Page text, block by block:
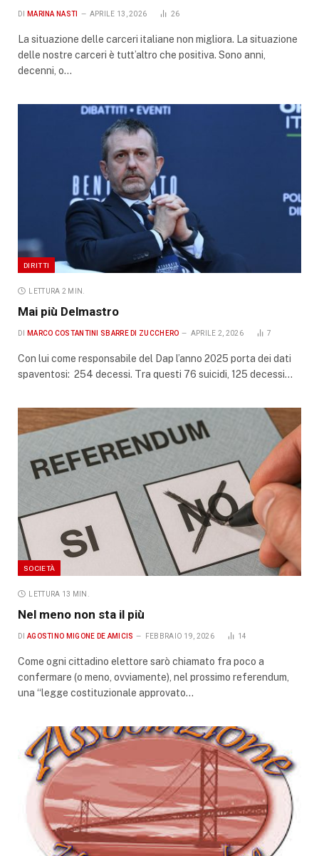
DI MARINA NASTI APRILE 13, 2026 26
La situazione delle carceri italiane non migliora. La situazione
delle nostre carceri è tutt’altro che positiva. Sono anni,
decenni, o…
DIRITTI
LETTURA 2 MIN.
Mai più Delmastro
DI MARCO COSTANTINI SBARRE DI ZUCCHERO APRILE 2, 2026 7
Con lui come responsabile del Dap l’anno 2025 porta dei dati
spaventosi: 254 decessi. Tra questi 76 suicidi, 125 decessi…
SOCIETÀ
LETTURA 13 MIN.
Nel meno non sta il più
DI AGOSTINO MIGONE DE AMICIS FEBBRAIO 19, 2026 14
Come ogni cittadino elettore sarò chiamato fra poco a
confermare (o meno, ovviamente), nel prossimo referendum,
una “legge costituzionale approvato…